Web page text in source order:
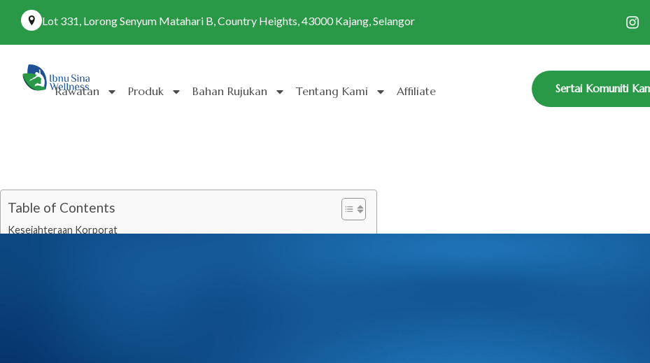
Lot 331, Lorong Senyum Matahari B, Country Heights, 43000 Kajang, Selangor
Rawatan Produk Bahan Rujukan Tentang Kami Affiliate Sertai Komuniti
Table of Contents
Kesejahteraan Korporat